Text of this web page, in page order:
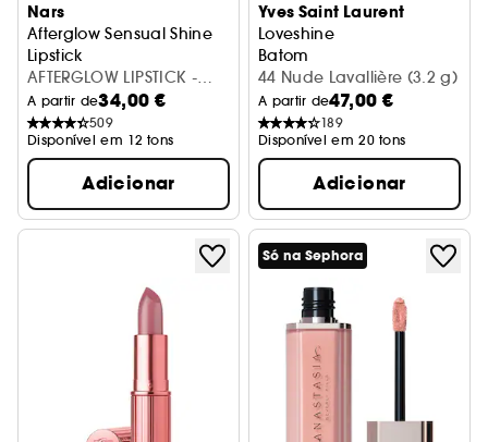
Nars
Afterglow Sensual Shine
Lipstick
Batom Cintilante
AFTERGLOW LIPSTICK -
ORGASM
A partir de34,00 €
509
Disponível em 12 tons
Adicionar
Yves Saint Laurent
Loveshine
Batom
44 Nude Lavallière (3.2 g)
A partir de47,00 €
189
Disponível em 20 tons
Adicionar
Só na Sephora